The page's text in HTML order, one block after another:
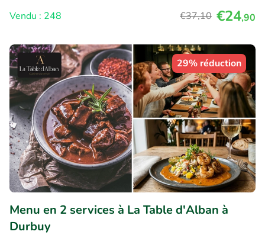
Vendu : 248
€37,10 €24,90
29% réduction
Menu en 2 services à La Table d'Alban à
Durbuy